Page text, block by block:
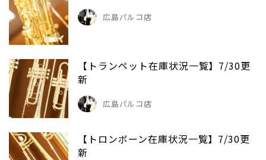
広島パルコ店
【トランペット在庫状況一覧】7/30更
新
広島パルコ店
【トロンボーン在庫状況一覧】7/30更
新